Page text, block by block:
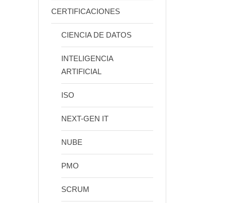
CERTIFICACIONES
CIENCIA DE DATOS
INTELIGENCIA
ARTIFICIAL
ISO
NEXT-GEN IT
NUBE
PMO
SCRUM